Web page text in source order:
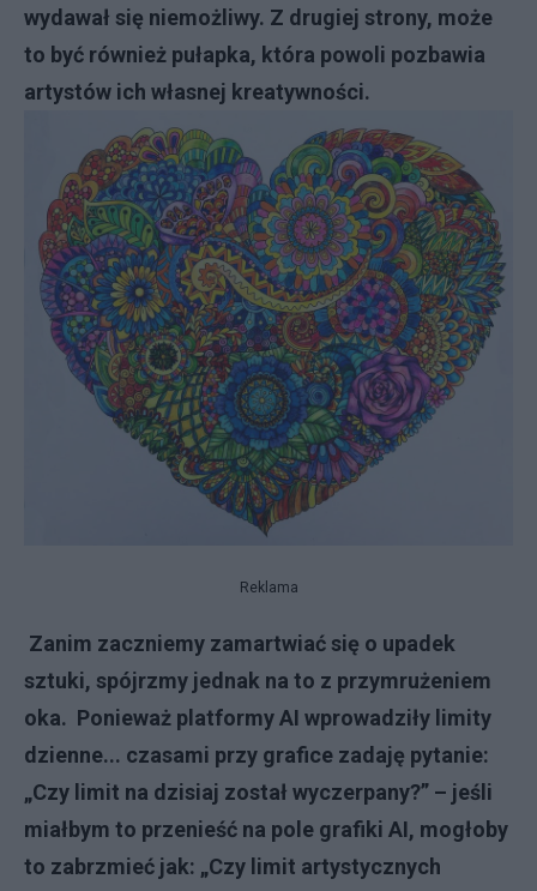
wydawał się niemożliwy. Z drugiej strony, może
to być również pułapka, która powoli pozbawia
artystów ich własnej kreatywności.
Reklama
Zanim zaczniemy zamartwiać się o upadek
sztuki, spójrzmy jednak na to z przymrużeniem
oka. Ponieważ platformy AI wprowadziły limity
dzienne... czasami przy grafice zadaję pytanie:
„Czy limit na dzisiaj został wyczerpany?” – jeśli
miałbym to przenieść na pole grafiki AI, mogłoby
to zabrzmieć jak: „Czy limit artystycznych